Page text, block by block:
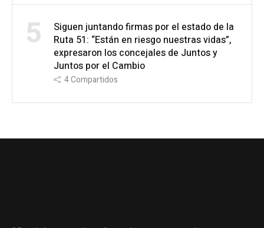
5
Siguen juntando firmas por el estado de la
Ruta 51: “Están en riesgo nuestras vidas”,
expresaron los concejales de Juntos y
Juntos por el Cambio
4Compartidos